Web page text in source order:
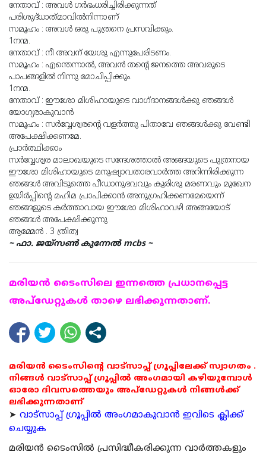
നേതാവ് : അവള് ഗര്ഭംധരിച്ചിരിക്കുന്നത്‌
പരിശുദ്‌ധാത്‌മാവില്നിന്നാണ്‌
സമൂഹം : അവള് ഒരു പുത്രനെ പ്രസവിക്കും.
1നന്മ.
നേതാവ് : നീ അവന്‌ യേശു എന്നുപേരിടണം.
സമൂഹം : എന്തെന്നാല്, അവന് തന്റെ ജനത്തെ അവരുടെ
പാപങ്ങളില് നിന്നു മോചിപ്പിക്കും.
1നന്മ.
നേതാവ് : ഈശോ മിശിഹായുടെ വാഗ്ദാനങ്ങൾക്കു ഞങ്ങൾ
യോഗ്യരാകുവാൻ
സമൂഹം : സർവ്വേശ്വരൻ്റെ വളർത്തു പിതാവേ ഞങ്ങൾക്കു വേണ്ടി
അപേക്ഷിക്കണമേ.
പ്രാർത്ഥിക്കാം
സര്വ്വേശ്വര മാലാഖയുടെ സന്ദേശത്താല് അങ്ങയുടെ പുത്രനായ
ഈശോ മിശിഹായുടെ മനുഷ്യാവതാരവാര്ത്ത അറിന്നിരിക്കുന്ന
ഞങ്ങള് അവിടുത്തെ പീഡാനുഭവവും കുരിശു മരണവും മുഖേന
ഉയിര്പ്പിന് റെ മഹിമ പ്രാപിക്കാന് അനുഗ്രഹിക്കണമേയെന്ന്
ഞങ്ങളുടെ കര്ത്താവായ ഈശോ മിശിഹാവഴി അങ്ങയോട്
ഞങ്ങള് അപേക്ഷിക്കുന്നു
ആമ്മേന് . 3 ത്രിത്വ
~ ഫാ. ജയ്സൺ കുന്നേൽ mcbs ~
മരിയന്‍ ടൈംസിലെ ഇന്നത്തെ പ്രധാനപ്പെട്ട
അപ്ഡേറ്റുകള്‍ താഴെ ലഭിക്കുന്നതാണ്.
മരിയൻ ടൈംസിന്റെ വാട്സാപ്പ് ഗ്രൂപ്പിലേക്ക് സ്വാഗതം .
നിങ്ങൾ വാട്സാപ്പ് ഗ്രൂപ്പിൽ അംഗമായി കഴിയുമ്പോൾ
ഓരോ ദിവസത്തെയും അപ്ഡേറ്റുകൾ നിങ്ങൾക്ക്
ലഭിക്കുന്നതാണ്
➤ വാട്സാപ്പ് ഗ്രൂപ്പിൽ അംഗമാകുവാൻ ഇവിടെ ക്ലിക്ക്
ചെയ്യുക
മരിയന്‍ ടൈംസില്‍ പ്രസിദ്ധീകരിക്കുന്ന വാര്‍ത്തകളും